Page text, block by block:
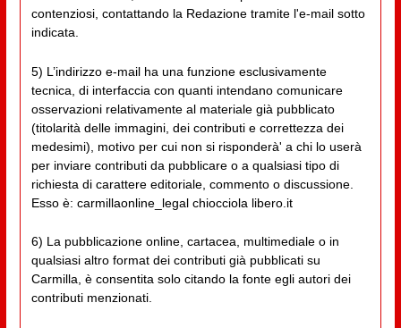
contenziosi, contattando la Redazione tramite l'e-mail sotto
indicata.
5) L’indirizzo e-mail ha una funzione esclusivamente
tecnica, di interfaccia con quanti intendano comunicare
osservazioni relativamente al materiale già pubblicato
(titolarità delle immagini, dei contributi e correttezza dei
medesimi), motivo per cui non si risponderà' a chi lo userà
per inviare contributi da pubblicare o a qualsiasi tipo di
richiesta di carattere editoriale, commento o discussione.
Esso è: carmillaonline_legal chiocciola libero.it
6) La pubblicazione online, cartacea, multimediale o in
qualsiasi altro format dei contributi già pubblicati su
Carmilla, è consentita solo citando la fonte egli autori dei
contributi menzionati.